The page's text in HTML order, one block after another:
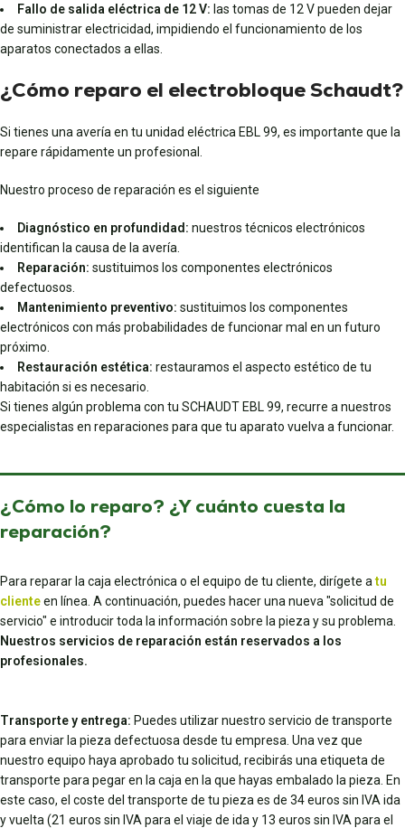
Fallo de salida eléctrica de 12 V: las tomas de 12 V pueden dejar
de suministrar electricidad, impidiendo el funcionamiento de los
aparatos conectados a ellas.
¿Cómo reparo el electrobloque Schaudt?
Si tienes una avería en tu unidad eléctrica EBL 99, es importante que la
repare rápidamente un profesional.
Nuestro proceso de reparación es el siguiente
Diagnóstico en profundidad: nuestros técnicos electrónicos
identifican la causa de la avería.
Reparación: sustituimos los componentes electrónicos
defectuosos.
Mantenimiento preventivo: sustituimos los componentes
electrónicos con más probabilidades de funcionar mal en un futuro
próximo.
Restauración estética: restauramos el aspecto estético de tu
habitación si es necesario.
Si tienes algún problema con tu SCHAUDT EBL 99, recurre a nuestros
especialistas en reparaciones para que tu aparato vuelva a funcionar.
¿Cómo lo reparo? ¿Y cuánto cuesta la
reparación?
Para reparar la caja electrónica o el equipo de tu cliente, dirígete atu
clienteen línea. A continuación, puedes hacer una nueva "solicitud de
servicio" e introducir toda la información sobre la pieza y su problema.
Nuestros servicios de reparación están reservados a los
profesionales.
Transporte y entrega: Puedes utilizar nuestro servicio de transporte
para enviar la pieza defectuosa desde tu empresa. Una vez que
nuestro equipo haya aprobado tu solicitud, recibirás una etiqueta de
transporte para pegar en la caja en la que hayas embalado la pieza. En
este caso, el coste del transporte de tu pieza es de 34 euros sin IVA ida
y vuelta (21 euros sin IVA para el viaje de ida y 13 euros sin IVA para el